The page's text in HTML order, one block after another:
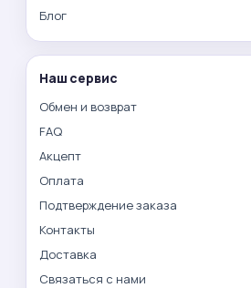
Блог
Наш сервис
Обмен и возврат
FAQ
Акцепт
Оплата
Подтверждение заказа
Контакты
Доставка
Связаться с нами